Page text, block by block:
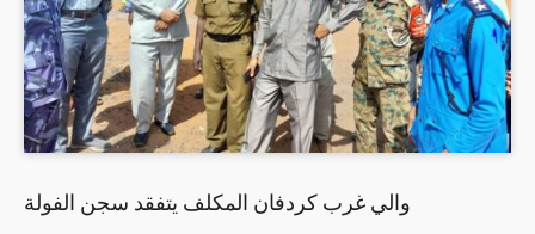
والي غرب كردفان المكلف يتفقد سجن الفولة